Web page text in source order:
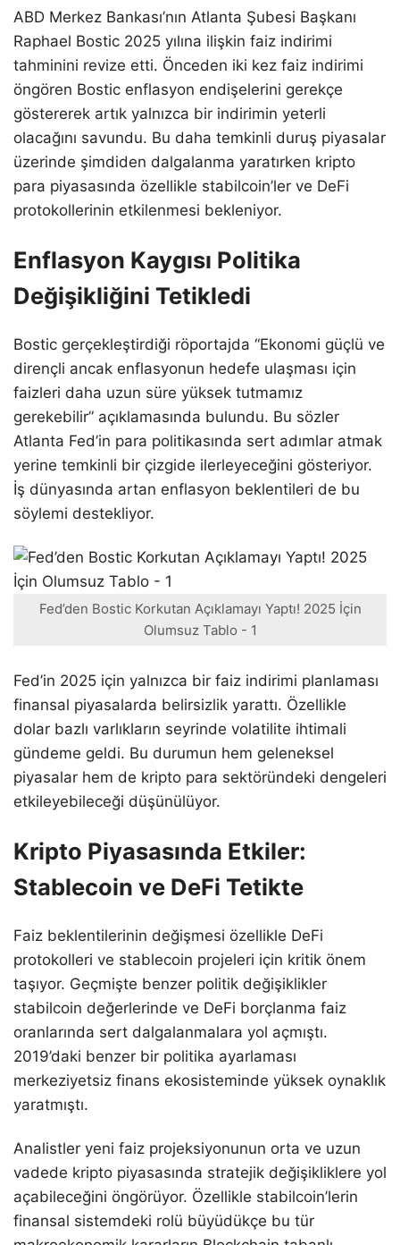
ABD Merkez Bankası’nın Atlanta Şubesi Başkanı
Raphael Bostic 2025 yılına ilişkin faiz indirimi
tahminini revize etti. Önceden iki kez faiz indirimi
öngören Bostic enflasyon endişelerini gerekçe
göstererek artık yalnızca bir indirimin yeterli
olacağını savundu. Bu daha temkinli duruş piyasalar
üzerinde şimdiden dalgalanma yaratırken kripto
para piyasasında özellikle stabilcoin’ler ve DeFi
protokollerinin etkilenmesi bekleniyor.
Enflasyon Kaygısı Politika
Değişikliğini Tetikledi
Bostic gerçekleştirdiği röportajda “Ekonomi güçlü ve
dirençli ancak enflasyonun hedefe ulaşması için
faizleri daha uzun süre yüksek tutmamız
gerekebilir” açıklamasında bulundu. Bu sözler
Atlanta Fed’in para politikasında sert adımlar atmak
yerine temkinli bir çizgide ilerleyeceğini gösteriyor.
İş dünyasında artan enflasyon beklentileri de bu
söylemi destekliyor.
Fed’den Bostic Korkutan Açıklamayı Yaptı! 2025 İçin
Olumsuz Tablo - 1
Fed’in 2025 için yalnızca bir faiz indirimi planlaması
finansal piyasalarda belirsizlik yarattı. Özellikle
dolar bazlı varlıkların seyrinde volatilite ihtimali
gündeme geldi. Bu durumun hem geleneksel
piyasalar hem de kripto para sektöründeki dengeleri
etkileyebileceği düşünülüyor.
Kripto Piyasasında Etkiler:
Stablecoin ve DeFi Tetikte
Faiz beklentilerinin değişmesi özellikle DeFi
protokolleri ve stablecoin projeleri için kritik önem
taşıyor. Geçmişte benzer politik değişiklikler
stabilcoin değerlerinde ve DeFi borçlanma faiz
oranlarında sert dalgalanmalara yol açmıştı.
2019’daki benzer bir politika ayarlaması
merkeziyetsiz finans ekosisteminde yüksek oynaklık
yaratmıştı.
Analistler yeni faiz projeksiyonunun orta ve uzun
vadede kripto piyasasında stratejik değişikliklere yol
açabileceğini öngörüyor. Özellikle stabilcoin’lerin
finansal sistemdeki rolü büyüdükçe bu tür